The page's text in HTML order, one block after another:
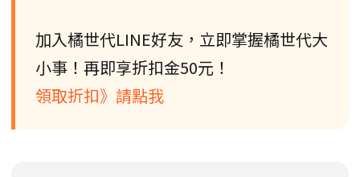
加入橘世代LINE好友，立即掌握橘世代大
小事！再即享折扣金50元！
領取折扣》請點我